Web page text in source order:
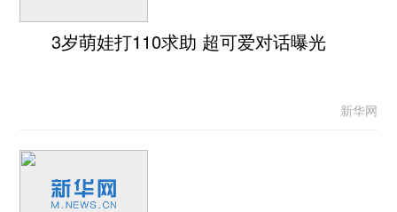
3岁萌娃打110求助 超可爱对话曝光
新华网